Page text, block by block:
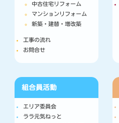
中古住宅リフォーム
マンションリフォーム
新築・建替・増改築
工事の流れ
お問合せ
組合員活動
エリア委員会
ララ元気ねっと